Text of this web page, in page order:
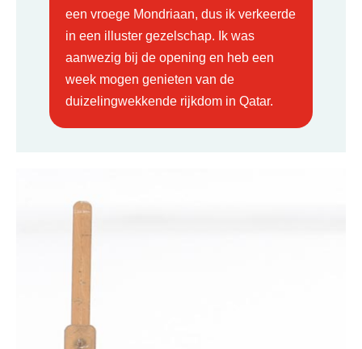
een vroege Mondriaan, dus ik verkeerde
in een illuster gezelschap. Ik was
aanwezig bij de opening en heb een
week mogen genieten van de
duizelingwekkende rijkdom in Qatar.